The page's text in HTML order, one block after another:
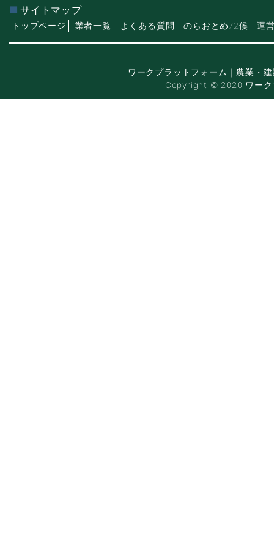
サイトマップ
トップページ 業者一覧 よくある質問 のらおとめ72候 運
ワークプラットフォーム｜農業・
Copyright © 2020 ワーク